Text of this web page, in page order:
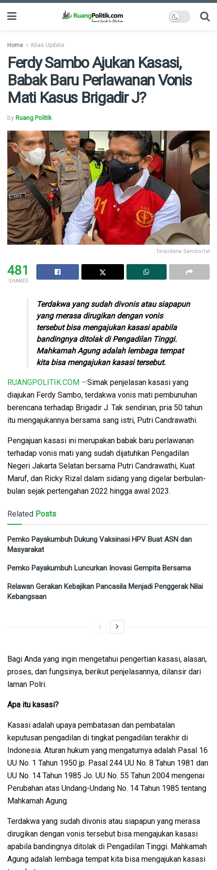
Home Kilas Update
Ferdy Sambo Ajukan Kasasi,
Babak Baru Perlawanan Vonis
Mati Kasus Brigadir J?
by Ruang Politik
Terpidana Sambo/Ist
481
SHARES
Terdakwa yang sudah divonis atau siapapun
yang merasa dirugikan dengan vonis
tersebut bisa mengajukan kasasi apabila
bandingnya ditolak di Pengadilan Tinggi.
Mahkamah Agung adalah lembaga tempat
kita bisa mengajukan kasasi tersebut.
RUANGPOLITIK.COM —Simak penjelasan kasasi yang
diajukan Ferdy Sambo, terdakwa vonis mati pembunuhan
berencana terhadap Brigadir J. Tak sendirian, pria 50 tahun
itu mengajukannya bersama sang istri, Putri Candrawathi.
Pengajuan kasasi ini merupakan babak baru perlawanan
terhadap vonis mati yang sudah dijatuhkan Pengadilan
Negeri Jakarta Selatan bersama Putri Candrawathi, Kuat
Maruf, dan Ricky Rizal dalam sidang yang digelar berbulan-
bulan sejak pertengahan 2022 hingga awal 2023.
Related Posts
Pemko Payakumbuh Dukung Vaksinasi HPV Buat ASN dan
Masyarakat
Pemko Payakumbuh Luncurkan Inovasi Gempita Bersama
Relawan Gerakan Kebajikan Pancasila Menjadi Penggerak Nilai
Kebangsaan
Bagi Anda yang ingin mengetahui pengertian kasasi, alasan,
proses, dan fungsinya, berikut penjelasannya, dilansir dari
laman Polri.
Apa itu kasasi?
Kasasi adalah upaya pembatasan dan pembatalan
keputusan pengadilan di tingkat pengadilan terakhir di
Indonesia. Aturan hukum yang mengaturnya adalah Pasal 16
UU No. 1 Tahun 1950 jp. Pasal 244 UU No. 8 Tahun 1981 dan
UU No. 14 Tahun 1985 Jo. UU No. 55 Tahun 2004 mengenai
Perubahan atas Undang-Undang No. 14 Tahun 1985 tentang
Mahkamah Agung.
Terdakwa yang sudah divonis atau siapapun yang merasa
dirugikan dengan vonis tersebut bisa mengajukan kasasi
apabila bandingnya ditolak di Pengadilan Tinggi. Mahkamah
Agung adalah lembaga tempat kita bisa mengajukan kasasi